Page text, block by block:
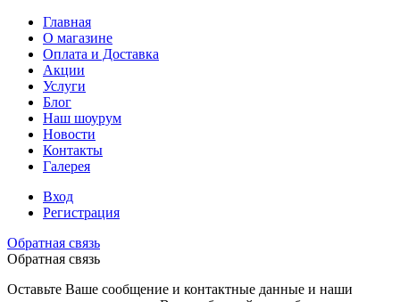
Главная
О магазине
Оплата и Доставка
Акции
Услуги
Блог
Наш шоурум
Новости
Контакты
Галерея
Вход
Регистрация
Обратная связь
Обратная связь
Оставьте Ваше сообщение и контактные данные и наши